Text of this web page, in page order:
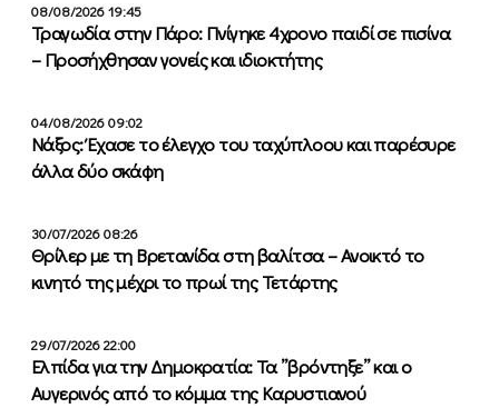
08/08/2026 19:45
Τραγωδία στην Πάρο: Πνίγηκε 4χρονο παιδί σε πισίνα
– Προσήχθησαν γονείς και ιδιοκτήτης
04/08/2026 09:02
Νάξος: Έχασε το έλεγχο του ταχύπλοου και παρέσυρε
άλλα δύο σκάφη
30/07/2026 08:26
Θρίλερ με τη Βρετανίδα στη βαλίτσα – Ανοικτό το
κινητό της μέχρι το πρωί της Τετάρτης
29/07/2026 22:00
Ελπίδα για την Δημοκρατία: Τα ”βρόντηξε” και ο
Αυγερινός από το κόμμα της Καρυστιανού